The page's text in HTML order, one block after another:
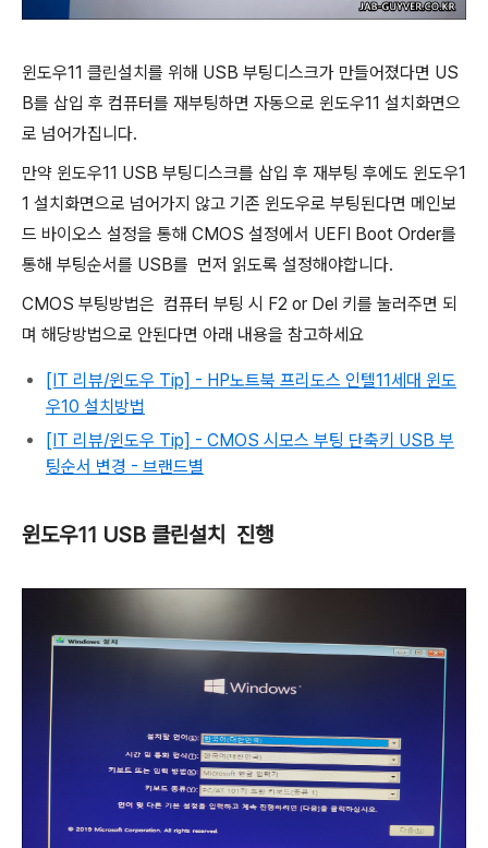
윈도우11 클린설치를 위해 USB 부팅디스크가 만들어졌다면 US
B를 삽입 후 컴퓨터를 재부팅하면 자동으로 윈도우11 설치화면으
로 넘어가집니다.
만약 윈도우11 USB 부팅디스크를 삽입 후 재부팅 후에도 윈도우1
1 설치화면으로 넘어가지 않고 기존 윈도우로 부팅된다면 메인보
드 바이오스 설정을 통해 CMOS 설정에서 UEFI Boot Order를
통해 부팅순서를 USB를 먼저 읽도록 설정해야합니다.
CMOS 부팅방법은 컴퓨터 부팅 시 F2 or Del 키를 눌러주면 되
며 해당방법으로 안된다면 아래 내용을 참고하세요
[IT 리뷰/윈도우 Tip] - HP노트북 프리도스 인텔11세대 윈도
우10 설치방법
[IT 리뷰/윈도우 Tip] - CMOS 시모스 부팅 단축키 USB 부
팅순서 변경 - 브랜드별
윈도우11 USB 클린설치 진행